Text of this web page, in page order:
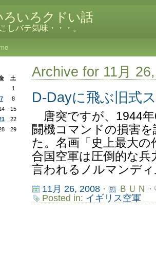
ろいろクドい話
しバテ気味・・・。
Archive for 11月
D-Dayに飛ぶ旧式
唐突ですが、1944
闘機コマンドの損害
た。名画「史上最大
合国空軍は圧倒的な
言われるノルマンデ
11月 26, 2008·
ＢＵＮ ·
Posted in: イギリス空軍
土
1
7
8
15
22
29